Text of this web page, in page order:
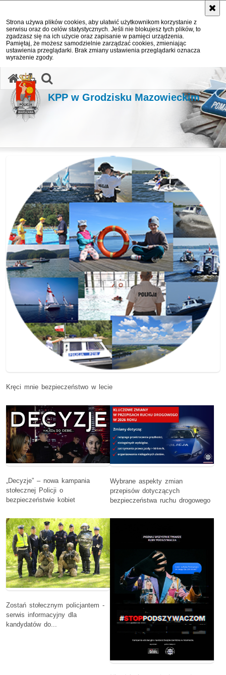
Strona używa plików cookies, aby ułatwić użytkownikom korzystanie z
serwisu oraz do celów statystycznych. Jeśli nie blokujesz tych plików, to
zgadzasz się na ich użycie oraz zapisanie w pamięci urządzenia.
Pamiętaj, że możesz samodzielnie zarządzać cookies, zmieniając
ustawienia przeglądarki. Brak zmiany ustawienia przeglądarki oznacza
wyrażenie zgody.
KPP w Grodzisku Mazowieckim
Ważne informacje
Kręci mnie bezpieczeństwo w lecie
„Decyzje” – nowa kampania
stołecznej Policji o
bezpieczeństwie kobiet
Wybrane aspekty zmian
przepisów dotyczących
bezpieczeństwa ruchu drogowego
Zostań stołecznym policjantem -
serwis informacyjny dla
kandydatów do...